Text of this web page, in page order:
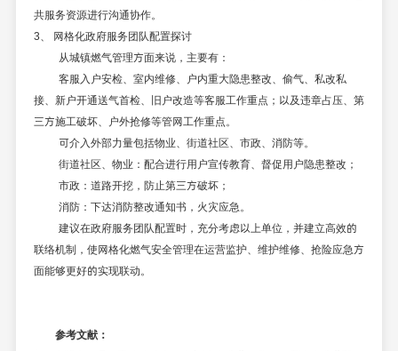
共服务资源进行沟通协作。
3、 网格化政府服务团队配置探讨
从城镇燃气管理方面来说，主要有：
客服入户安检、室内维修、户内重大隐患整改、偷气、私改私
接、新户开通送气首检、旧户改造等客服工作重点；以及违章占压、第
三方施工破坏、户外抢修等管网工作重点。
可介入外部力量包括物业、街道社区、市政、消防等。
街道社区、物业：配合进行用户宣传教育、督促用户隐患整改；
市政：道路开挖，防止第三方破坏；
消防：下达消防整改通知书，火灾应急。
建议在政府服务团队配置时，充分考虑以上单位，并建立高效的
联络机制，使网格化燃气安全管理在运营监护、维护维修、抢险应急方
面能够更好的实现联动。
参考文献：